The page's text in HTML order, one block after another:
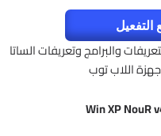
والبرامج وتعريفات الساتا
اللاب توب